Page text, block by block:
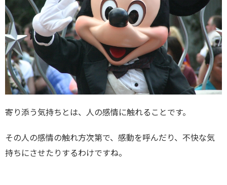
寄り添う気持ちとは、人の感情に触れることです。
その人の感情の触れ方次第で、感動を呼んだり、不快な気
持ちにさせたりするわけですね。